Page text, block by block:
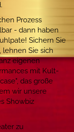
Prozess
- dann haben
Sichern Sie
lehnen Sie sich
eigenen
mit Kult-
das große
wir unsere
Showbiz
zu